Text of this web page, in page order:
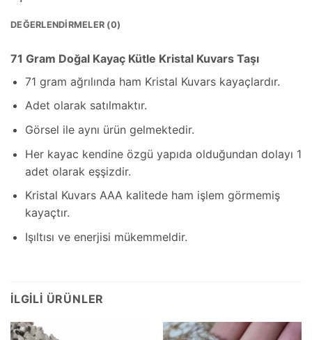
DEĞERLENDIRMELER (0)
71 Gram Doğal Kayaç Kütle Kristal Kuvars Taşı
71 gram ağrılında ham Kristal Kuvars kayaçlardır.
Adet olarak satılmaktır.
Görsel ile aynı ürün gelmektedir.
Her kayac kendine özgü yapıda olduğundan dolayı 1
adet olarak eşşizdir.
Kristal Kuvars AAA kalitede ham işlem görmemiş
kayaçtır.
Işıltısı ve enerjisi mükemmeldir.
İLGILI ÜRÜNLER